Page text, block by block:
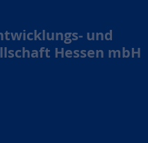
und
Hessen mbH